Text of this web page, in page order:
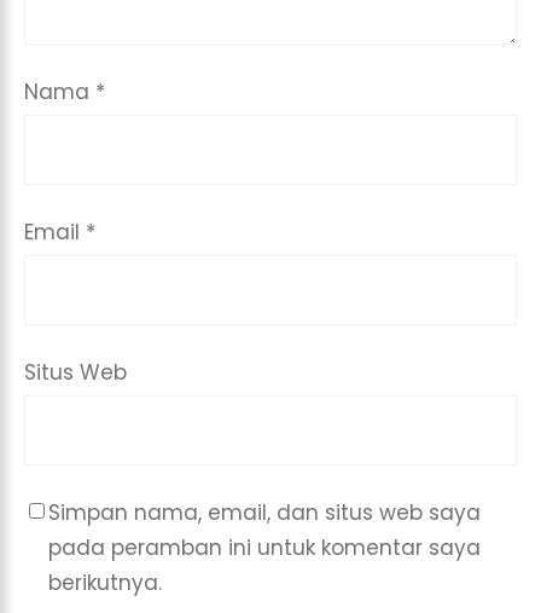
Nama *
Email *
Situs Web
Simpan nama, email, dan situs web saya
pada peramban ini untuk komentar saya
berikutnya.